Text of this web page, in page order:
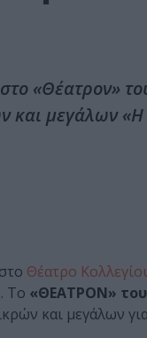
«Θέατρον»
και μεγάλων
Θέατρο
Το «ΘΕΑΤΡΟΝ» του
και μεγάλων